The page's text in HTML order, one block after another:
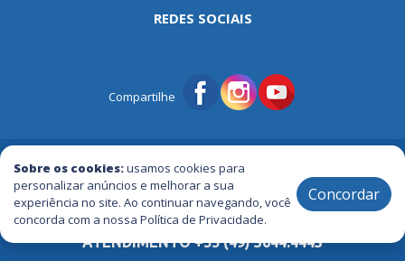
Sobre os cookies:usamos cookies para
personalizar anúncios e melhorar a sua
experiência no site. Ao continuar navegando, você
concorda com a nossa Política de Privacidade.
Concordar
REDES SOCIAIS
Compartilhe
2005 / 2026 ® Todos os Direitos Reservados
ATENDIMENTO +55 (49) 3644.4443